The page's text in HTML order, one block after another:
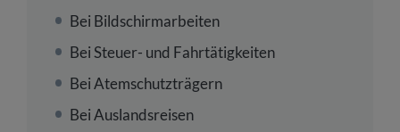
Bei Bildschirmarbeiten
Bei Steuer- und Fahrtätigkeiten
Bei Atemschutzträgern
Bei Auslandsreisen